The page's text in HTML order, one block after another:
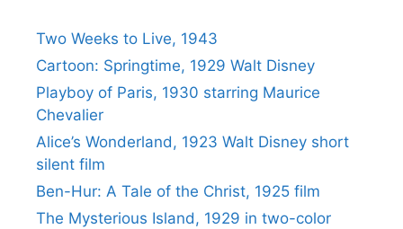
Two Weeks to Live, 1943
Cartoon: Springtime, 1929 Walt Disney
Playboy of Paris, 1930 starring Maurice
Chevalier
Alice’s Wonderland, 1923 Walt Disney short
silent film
Ben-Hur: A Tale of the Christ, 1925 film
The Mysterious Island, 1929 in two-color